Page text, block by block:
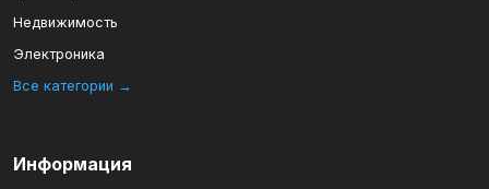
Недвижимость
Электроника
Все категории →
Информация